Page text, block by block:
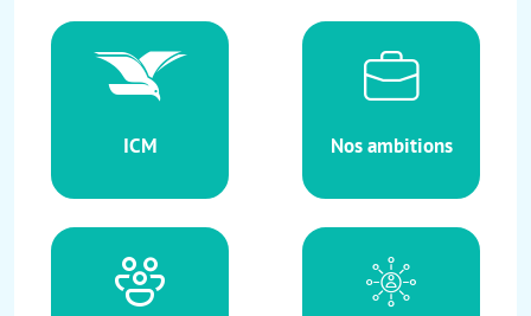
ICM Nos ambitions